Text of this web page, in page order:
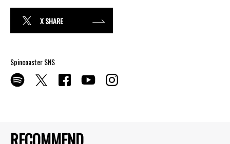
X SHARE
Spincoaster SNS